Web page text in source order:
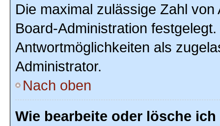
Die maximal zulässige Zahl
Board-Administration
Antwortmöglichkeiten als
Administrator.
Nach oben
Wie bearbeite oder lösche